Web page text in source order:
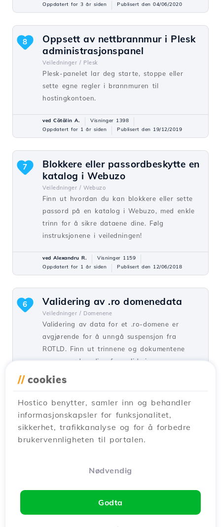
Oppdatert for 3 år siden
Publisert den 04/06/2020
Oppsett av nettbrannmur i Plesk
administrasjonspanel
Veiledninger / Plesk
Plesk-panelet lar deg starte, stoppe eller
sette egne regler i brannmuren til
hostingkontoen.
8
ved Cătălin A.
Visninger 1398
Oppdatert for 1 år siden
Publisert den 19/12/2019
Blokkere eller passordbeskytte en
katalog i Webuzo
Veiledninger / Webuzo
Finn ut hvordan du kan blokkere eller sette
passord på en katalog i Webuzo, med enkle
trinn for å sikre dataene dine. Følg
instruksjonene i veiledningen!
7
ved Alexandru R.
Visninger 1159
Oppdatert for 1 år siden
Publisert den 12/06/2018
Validering av .ro domenedata
Veiledninger / Domenene
Validering av data for et .ro-domene er
avgjørende for å unngå suspensjon fra
ROTLD. Finn ut trinnene og dokumentene
som er nødvendige for validering.
6
ved Mark D.
Legge til et aliasdomene i Plesk
kontrollpanelet
Veiledninger / Plesk
4
Visninger 1521
// cookies
Hostico benytter, samler inn og behandler
informasjonskapsler for funksjonalitet,
sikkerhet, trafikkanalyse og for å forbedre
brukervennligheten til portalen.
Nødvendig
Godta